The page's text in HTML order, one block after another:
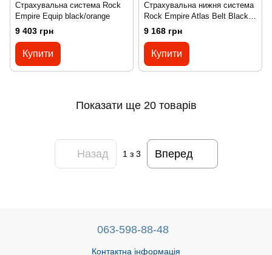
Страхувальна система Rock
Empire Equip black/orange
9 403 грн
Купити
Страхувальна нижня система
Rock Empire Atlas Belt Black
black
9 168 грн
Купити
Показати ще 20 товарів
Назад 1з 3 Вперед
063-598-88-48
Контактна інформація